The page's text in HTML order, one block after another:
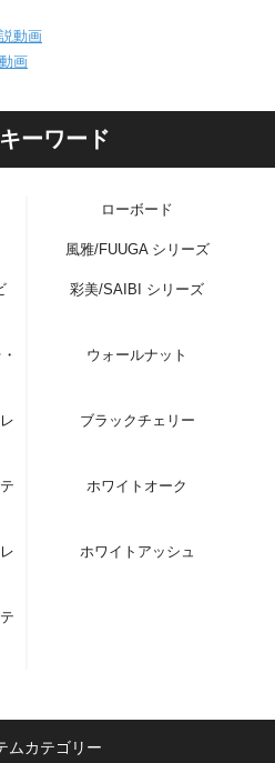
動画
画
ーワード
ローボード
風雅/FUUGA シリーズ
彩美/SAIBI シリーズ
ウォールナット
ブラックチェリー
ホワイトオーク
ホワイトアッシュ
ムカテゴリー